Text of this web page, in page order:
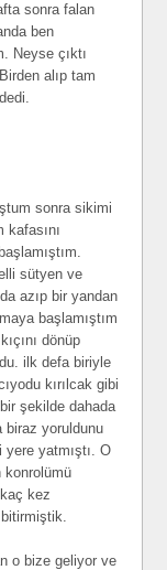
sonra falan
ben
Neyse çıktı
alıp tam
sonra sikimi
kafasını
sütyen ve
azıp bir yandan
başlamıştım
dönüp
ilk defa biriyle
kırılcak gibi
şekilde dahada
biraz yoruldunu
yatmıştı. O
konrolümü
kez
o bize geliyor ve